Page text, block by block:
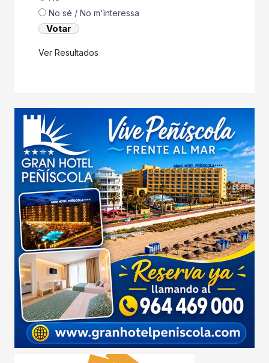
No sé / No m'ìnteressa
Ver Resultados